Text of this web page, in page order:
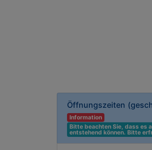
Öffnungszeiten
Information
Bitte beachten Sie, dass es
entstehend können. Bitte